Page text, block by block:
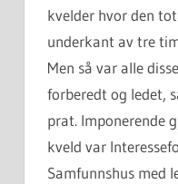
kvelder hvor den
underkant av tre
Men så var alle
forberedt og ledet,
prat. Imponerende
kveld var
Samfunnshus med